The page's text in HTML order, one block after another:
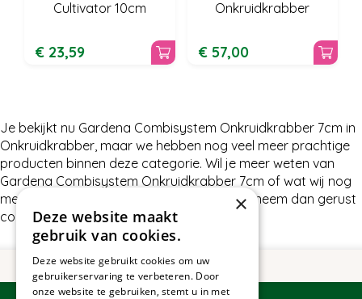
Cultivator 10cm
€ 23,59
Onkruidkrabber
€ 57,00
Je bekijkt nu Gardena Combisystem Onkruidkrabber 7cm in
Onkruidkrabber, maar we hebben nog veel meer prachtige
producten binnen deze categorie. Wil je meer weten van
Gardena Combisystem Onkruidkrabber 7cm of wat wij nog
meer te bieden hebben in Onkruidkrabber, neem dan gerust
contact met ons op.
×
Deze website maakt
gebruik van cookies.
Deze website gebruikt cookies om uw
gebruikerservaring te verbeteren. Door
onze website te gebruiken, stemt u in met